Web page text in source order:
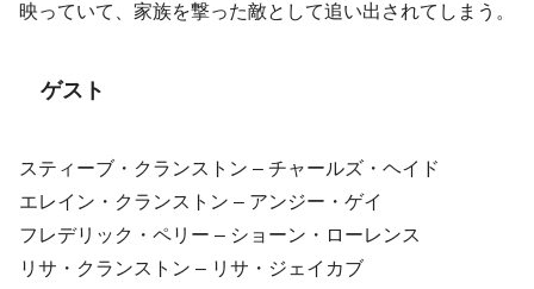
映っていて、家族を撃った敵として追い出されてしまう。
ゲスト
スティーブ・クランストン – チャールズ・ヘイド
エレイン・クランストン – アンジー・ゲイ
フレデリック・ペリー – ショーン・ローレンス
リサ・クランストン – リサ・ジェイカブ